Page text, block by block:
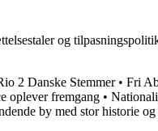
og
2 Danske Stemmer• Fri
oplever fremgang •
by med stor historie